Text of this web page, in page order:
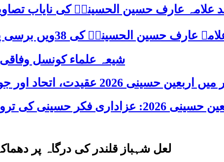
علامہ عارف حسین الحسینیؒ کی نایاب
کی 38ویں برسی پر قائد ملت جعفریہ پاکستان علامہ ساجد علی نقوی کا اہم پیغام
شیعہ علماء کونسل
اتحاد اور جوش و جذبے کے ساتھ منایا گیا، لاکھوں عزادار جلوسوں میں شریک
فکر حسینی کی ترویج کا ذریعہ ہے، قائد ملت جعفریہ آیت اللہ سید ساجد علی نقوی
لعل شہباز قلندر کی درگاہ پر